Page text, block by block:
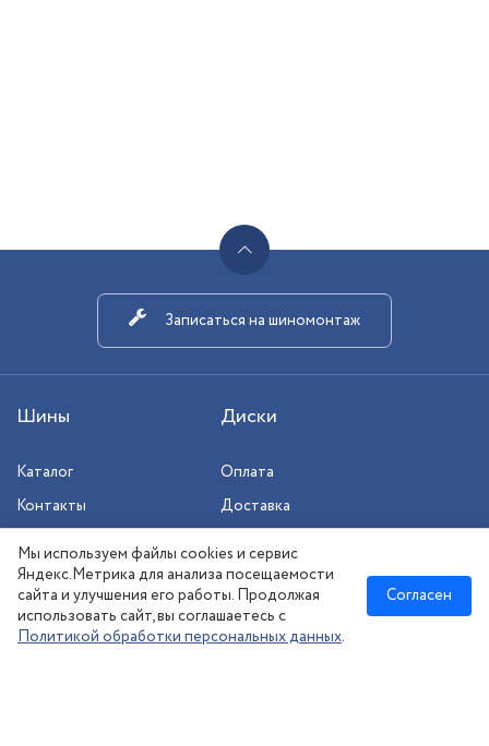
Шины Диски
Каталог
Контакты
Оплата
Доставка
Сезонное хранение
Записаться на шиномонтаж
Новосибирск:
Мы используем файлы cookies и сервис
Яндекс.Метрика для анализа посещаемости
сайта и улучшения его работы. Продолжая
использовать сайт, вы соглашаетесь с
Политикой обработки персональных данных.
Согласен